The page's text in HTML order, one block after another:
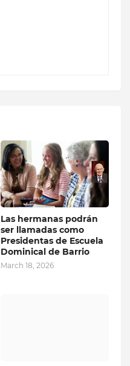
Las hermanas podrán
ser llamadas como
Presidentas de Escuela
Dominical de Barrio
March 18, 2026